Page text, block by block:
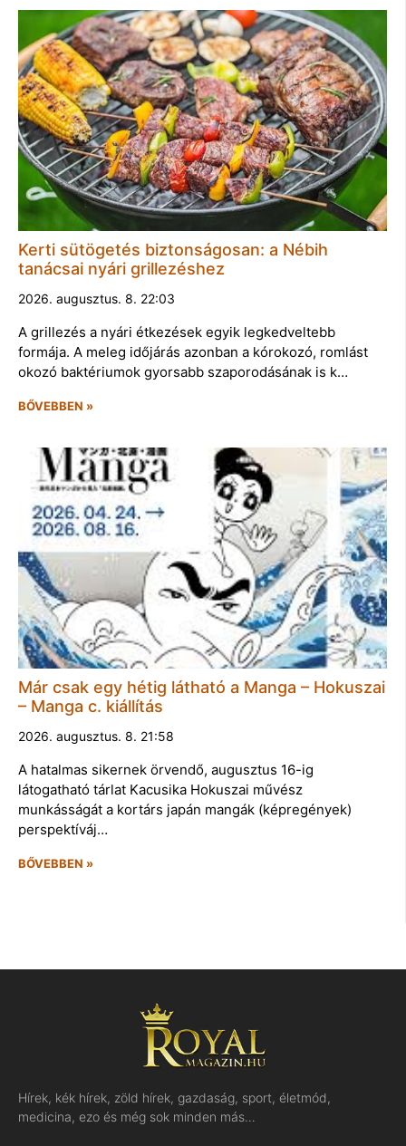
Kerti sütögetés biztonságosan: a Nébih
tanácsai nyári grillezéshez
2026. augusztus. 8. 22:03
A grillezés a nyári étkezések egyik legkedveltebb
formája. A meleg időjárás azonban a kórokozó, romlást
okozó baktériumok gyorsabb szaporodásának is k…
BŐVEBBEN »
Már csak egy hétig látható a Manga – Hokuszai
– Manga c. kiállítás
2026. augusztus. 8. 21:58
A hatalmas sikernek örvendő, augusztus 16-ig
látogatható tárlat Kacusika Hokuszai művész
munkásságát a kortárs japán mangák (képregények)
perspektíváj…
BŐVEBBEN »
Hírek, kék hírek, zöld hírek, gazdaság, sport, életmód,
medicina, ezo és még sok minden más…